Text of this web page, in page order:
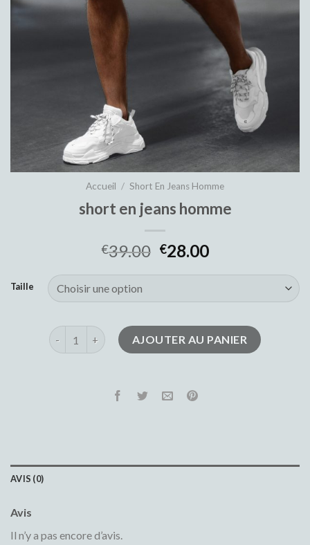
Accueil / Short En Jeans Homme
short en jeans homme
€39.00 €28.00
Taille
quantité de short en jeans homme
AJOUTER AU PANIER
AVIS (0)
Avis
Il n’y a pas encore d’avis.